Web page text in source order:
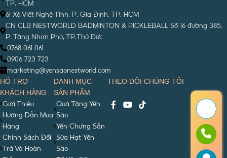
TP. HCM
61 Xô Viết Nghệ Tĩnh, P. Gia Định, TP. HCM
CN CLB NESTWORLD BADMINTON & PICKLEBALL Số 16 đường 385,
P. Tăng Nhơn Phú, TP.Thủ Đức
0768 061 061
0906 723 723
marketing@yensaonestworld.com
HỖ TRỢ
KHÁCH HÀNG
Giới Thiệu
Hướng Dẫn Mua
Hàng
Chính Sách Đổi
Trả Và Hoàn
DANH MỤC
SẢN PHẨM
Quà Tặng Yến
Sào
Yến Chưng Sẵn
Sữa Hạt Yến
Sào
THEO DÕI CHÚNG TÔI